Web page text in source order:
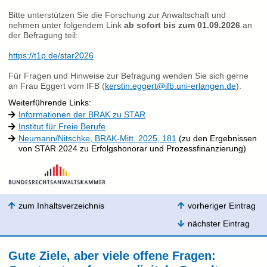
Bitte unterstützen Sie die Forschung zur Anwaltschaft und
nehmen unter folgendem Link ab sofort bis zum 01.09.2026 an
der Befragung teil:
https://t1p.de/star2026
Für Fragen und Hinweise zur Befragung wenden Sie sich gerne
an Frau Eggert vom IFB (kerstin.eggert@ifb.uni-erlangen.de).
Weiterführende Links:
Informationen der BRAK zu STAR
Institut für Freie Berufe
Neumann/Nitschke, BRAK-Mitt. 2025, 181 (zu den Ergebnissen
von STAR 2024 zu Erfolgshonorar und Prozessfinanzierung)
zum Inhaltsverzeichnis
vorheriger Eintrag
nächster Eintrag
Gute Ziele, aber viele offene Fragen: